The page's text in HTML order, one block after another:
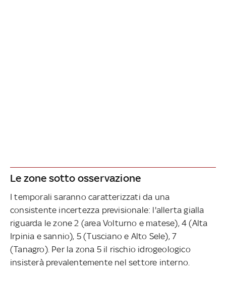
Le zone sotto osservazione
I temporali saranno caratterizzati da una
consistente incertezza previsionale: l'allerta gialla
riguarda le zone 2 (area Volturno e matese), 4 (Alta
Irpinia e sannio), 5 (Tusciano e Alto Sele), 7
(Tanagro). Per la zona 5 il rischio idrogeologico
insisterà prevalentemente nel settore interno.